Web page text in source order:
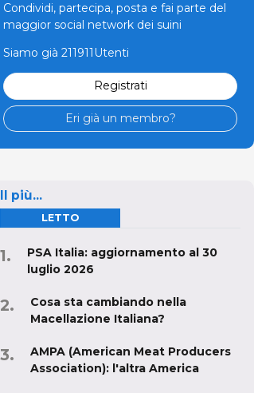
Condividi, partecipa, posta e fai parte del
maggior social network dei suini
Siamo già 211911Utenti
Registrati
Eri già un membro?
Il più...
LETTO
PSA Italia: aggiornamento al 30
luglio 2026
Cosa sta cambiando nella
Macellazione Italiana?
AMPA (American Meat Producers
Association): l'altra America